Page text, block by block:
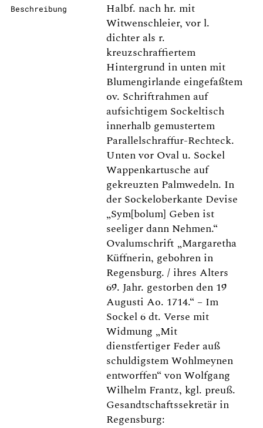
Beschreibung
Halbf. nach hr. mit
Witwenschleier, vor l.
dichter als r.
kreuzschraffiertem
Hintergrund in unten mit
Blumengirlande eingefaßtem
ov. Schriftrahmen auf
aufsichtigem Sockeltisch
innerhalb gemustertem
Parallelschraffur-Rechteck.
Unten vor Oval u. Sockel
Wappenkartusche auf
gekreuzten Palmwedeln. In
der Sockeloberkante Devise
„Sym[bolum] Geben ist
seeliger dann Nehmen.“
Ovalumschrift „Margaretha
Küffnerin, gebohren in
Regensburg. / ihres Alters
69. Jahr. gestorben den 19
Augusti Ao. 1714.“ – Im
Sockel 6 dt. Verse mit
Widmung „Mit
dienstfertiger Feder auß
schuldigstem Wohlmeynen
entworffen“ von Wolfgang
Wilhelm Frantz, kgl. preuß.
Gesandtschaftssekretär in
Regensburg: